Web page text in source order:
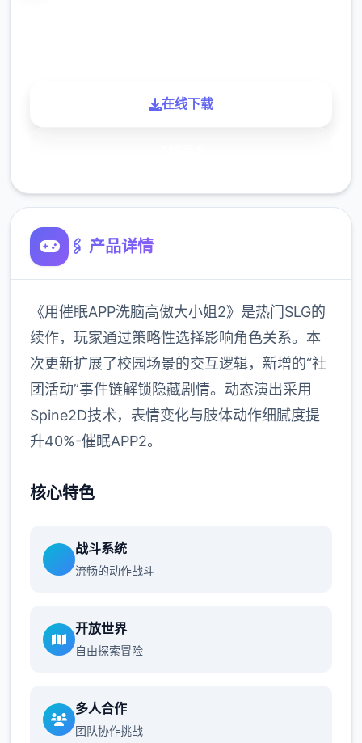
在线下载
🖇️ 产品详情
《用催眠APP洗脑高傲大小姐2》是热门SLG的
续作，玩家通过策略性选择影响角色关系。本
次更新扩展了校园场景的交互逻辑，新增的“社
团活动”事件链解锁隐藏剧情。动态演出采用
Spine2D技术，表情变化与肢体动作细腻度提
升40%-催眠APP2。
核心特色
战斗系统
流畅的动作战斗
开放世界
自由探索冒险
多人合作
团队协作挑战